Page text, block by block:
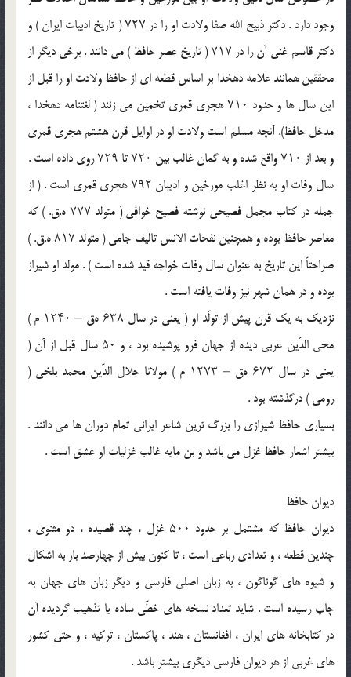
وجود دارد . دکتر ذبیح الله صفا ولادت او را در ۷۲۷ ( تاریخ ادبیات ایران ) و
دکتر قاسم غنی آن را در ۷۱۷ ( تاریخ عصر حافظ ) می‌ دانند . برخی دیگر از
محققین همانند علامه دهخدا بر اساس قطعه ای از حافظ ولادت او را قبل از
این سال ‌ها و حدود ۷۱۰ هجری قمری تخمین می‌ زنند ( لغتنامه دهخدا ،
مدخل حافظ). آنچه مسلم است ولادت او در اوایل قرن هشتم هجری قمری
و بعد از ۷۱۰ واقع شده و به گمان غالب بین ۷۲۰ تا ۷۲۹ روی داده ‌است .
سال وفات او به نظر اغلب مورخین و ادیبان ۷۹۲ هجری قمری است . ( از
جمله در کتاب مجمل فصیحی نوشته فصیح خوافی ( متولد ۷۷۷ ه.ق. ) که
معاصر حافظ بوده و همچنین نفحات الانس تالیف جامی ( متولد ۸۱۷ ه.ق. )
صراحتاً این تاریخ به عنوان سال وفات خواجه قید شده‌ است ) . مولد او شیراز
بوده و در همان شهر نیز وفات یافته‌ است .
نزدیک به یک قرن پیش از تولّد او ( یعنی در سال ۶۳۸ ه‌ق – ۱۲۴۰ م )
محی‌ الدّین عربی دیده از جهان فرو پوشیده بود ، و ۵۰ سال قبل از آن (
یعنی در سال ۶۷۲ ه‌ق – ۱۲۷۳ م ) مولانا جلال ‌الدّین محمد بلخی (
رومی ) درگذشته بود .
بسیاری حافظ شیرازی را بزرگ ‌ترین شاعر ایرانی تمام دوران ‌ها می ‌دانند .
بیشتر اشعار حافظ غزل می‌ باشد و بن ‌مایه غالب غزلیات او عشق است .
دیوان حافظ
دیوان حافظ که مشتمل بر حدود ۵۰۰ غزل ، چند قصیده ، دو مثنوی ،
چندین قطعه ، و تعدادی رباعی است ، تا کنون بیش از چهارصد بار به اشکال
و شیوه ‌های گوناگون ، به زبان اصلی فارسی و دیگر زبان ‌های جهان به
‌چاپ رسیده است . شاید تعداد نسخه‌ های خطّی ساده یا تذهیب گردیده آن
در کتابخانه‌ های ایران ، افغانستان ، هند ، پاکستان ، ترکیه ، و حتی کشور
‌های غربی از هر دیوان فارسی دیگری بیشتر باشد .